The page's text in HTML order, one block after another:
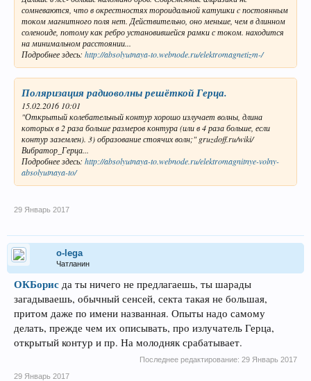
сомневаются, что в окрестностях тороидальной катушки c постоянным
током магнитного поля нет. Действительно, оно меньше, чем в длинном
соленоиде, потому как ребро установившейся рамки с током. находится
на минимальном расстоянии...
Подробнее здесь: http://absolyutnaya-to.webnode.ru/elektromagnetizm-/
Поляризация радиоволны решёткой Герца.
15.02.2016 10:01
"Открытый колебательный контур хорошо излучает волны, длина
которых в 2 раза больше размеров контура (или в 4 раза больше, если
контур заземлен). 3) образование стоячих волн;" gruzdoff.ru/wiki/
Вибратор_Герца...
Подробнее здесь: http://absolyutnaya-to.webnode.ru/elektromagnitnye-volny-
absolyutnaya-to/
29 Январь 2017
o-lega
Чатланин
ОКБорис да ты ничего не предлагаешь, ты шарады
загадываешь, обычный сенсей, секта такая не большая,
притом даже по имени названная. Опыты надо самому
делать, прежде чем их описывать, про излучатель Герца,
открытый контур и пр. На молодняк срабатывает.
Последнее редактирование: 29 Январь 2017
29 Январь 2017